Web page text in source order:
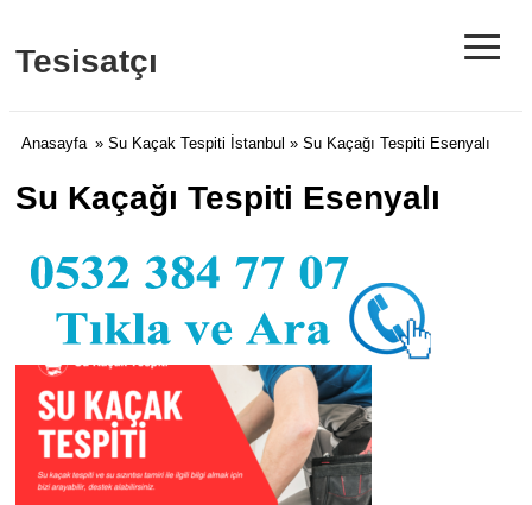
Tesisatçı ≡
Anasayfa » Su Kaçak Tespiti İstanbul » Su Kaçağı Tespiti Esenyalı
Su Kaçağı Tespiti Esenyalı